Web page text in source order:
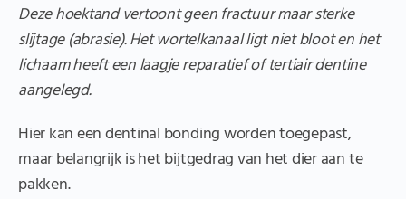
Deze hoektand vertoont geen fractuur maar sterke
slijtage (abrasie). Het wortelkanaal ligt niet bloot en het
lichaam heeft een laagje reparatief of tertiair dentine
aangelegd.
Hier kan een dentinal bonding worden toegepast,
maar belangrijk is het bijtgedrag van het dier aan te
pakken.